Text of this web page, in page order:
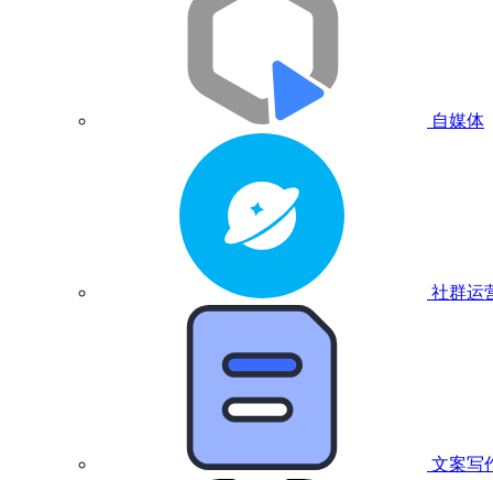
自媒体
社群运
文案写